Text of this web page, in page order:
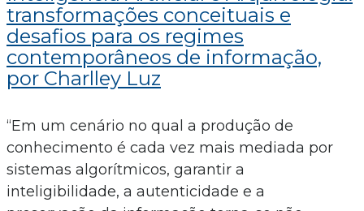
transformações conceituais e
desafios para os regimes
contemporâneos de informação,
por Charlley Luz
“Em um cenário no qual a produção de
conhecimento é cada vez mais mediada por
sistemas algorítmicos, garantir a
inteligibilidade, a autenticidade e a